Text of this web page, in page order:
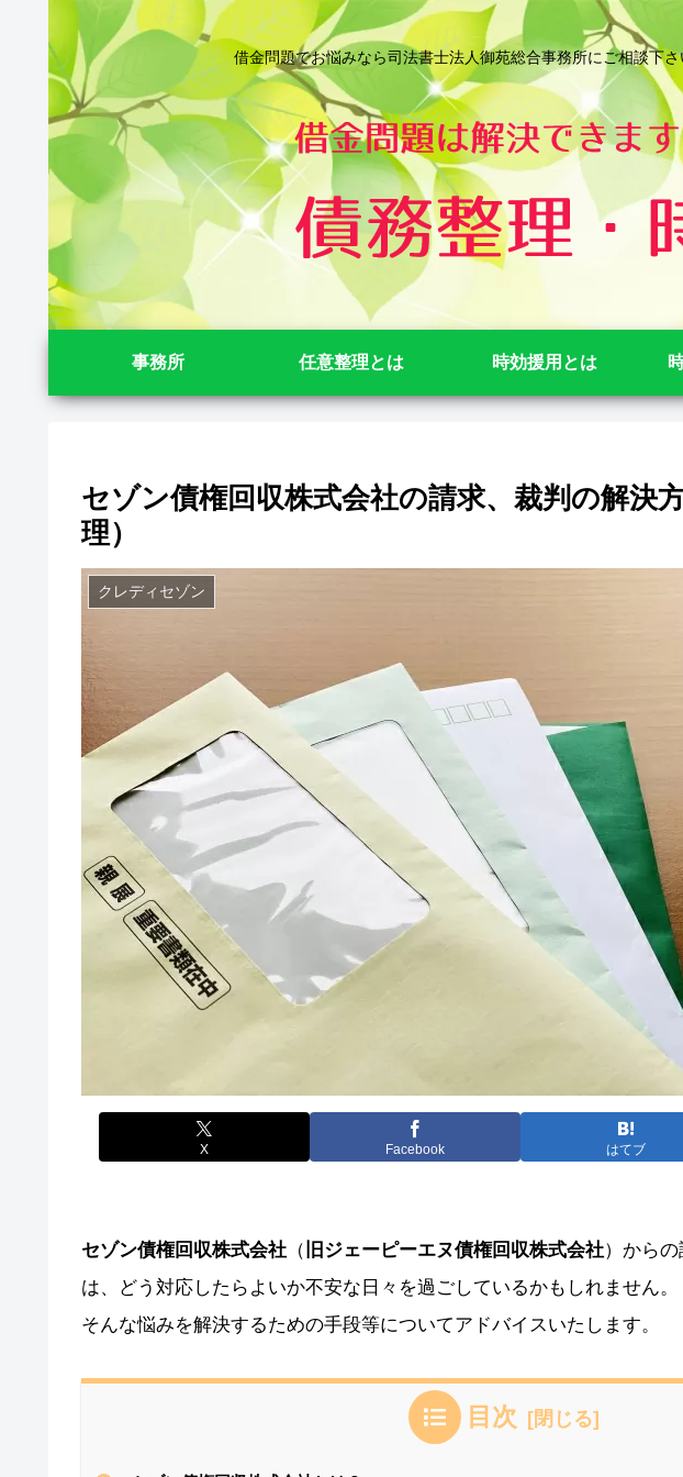
借金問題でお悩みなら司法書士法人御苑総合事務所にご相談
事務所 任意整理とは 時効援用とは
セゾン債権回収株式会社の請求、裁判の解決
理）
クレディセゾン
X Facebook はてブ
セゾン債権回収株式会社 （ 旧ジェーピーエヌ債権回収株式会社）から
は、どう対応したらよいか不安な日々を過ごしているかもしれません。
そんな悩みを解決するための手段等についてアドバイスいたします。
目次